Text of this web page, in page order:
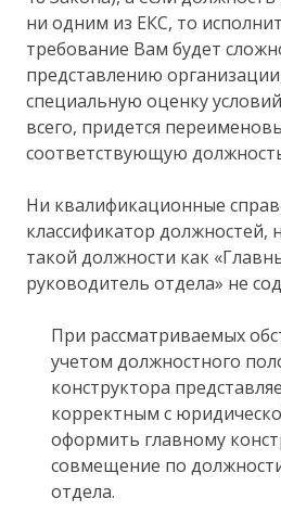
ни одним из ЕКС, то
требование Вам будет
представлению
специальную оценку
всего, придется
соответствующую
Ни квалификационные
классификатор должностей,
такой должности как
руководитель отдела» не
При рассматриваемых
учетом должностного
конструктора
корректным с
оформить главному
совмещение по
отдела.